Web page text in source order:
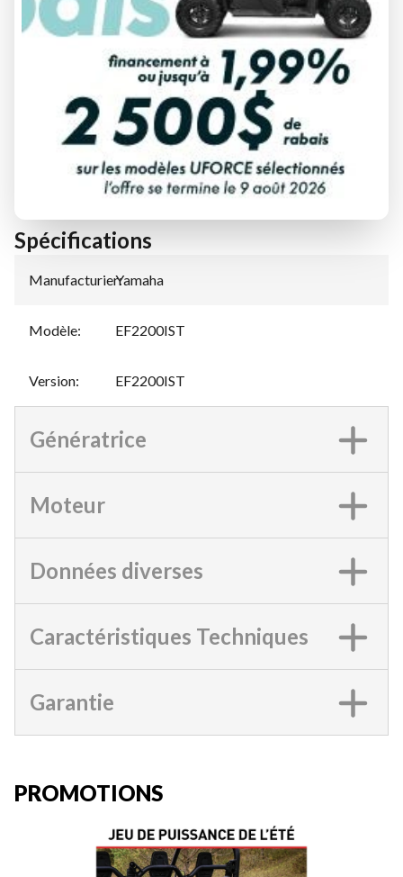
DEMANDE DE FINANCEMENT
ÉVALUATION DE VOTRE ÉCHANGE
Spécifications
Manufacturier:
Yamaha
Modèle: EF2200IST
Version: EF2200IST
Génératrice
Moteur
Données diverses
Caractéristiques Techniques
Garantie
PROMOTIONS